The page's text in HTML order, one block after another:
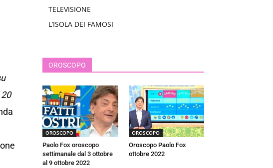
TELEVISIONE
L’ISOLA DEI FAMOSI
OROSCOPO
OROSCOPO
Paolo Fox oroscopo
settimanale dal 3 ottobre
al 9 ottobre 2022
OROSCOPO
Oroscopo Paolo Fox
ottobre 2022